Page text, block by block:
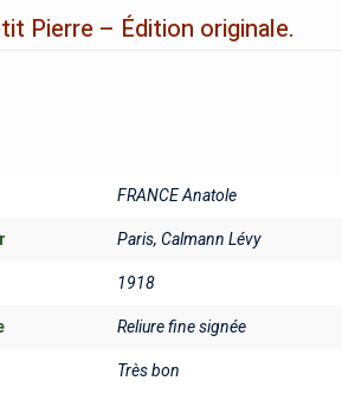
Pierre – Édition originale.
FRANCE Anatole
Paris, Calmann Lévy
1918
Reliure fine signée
Très bon